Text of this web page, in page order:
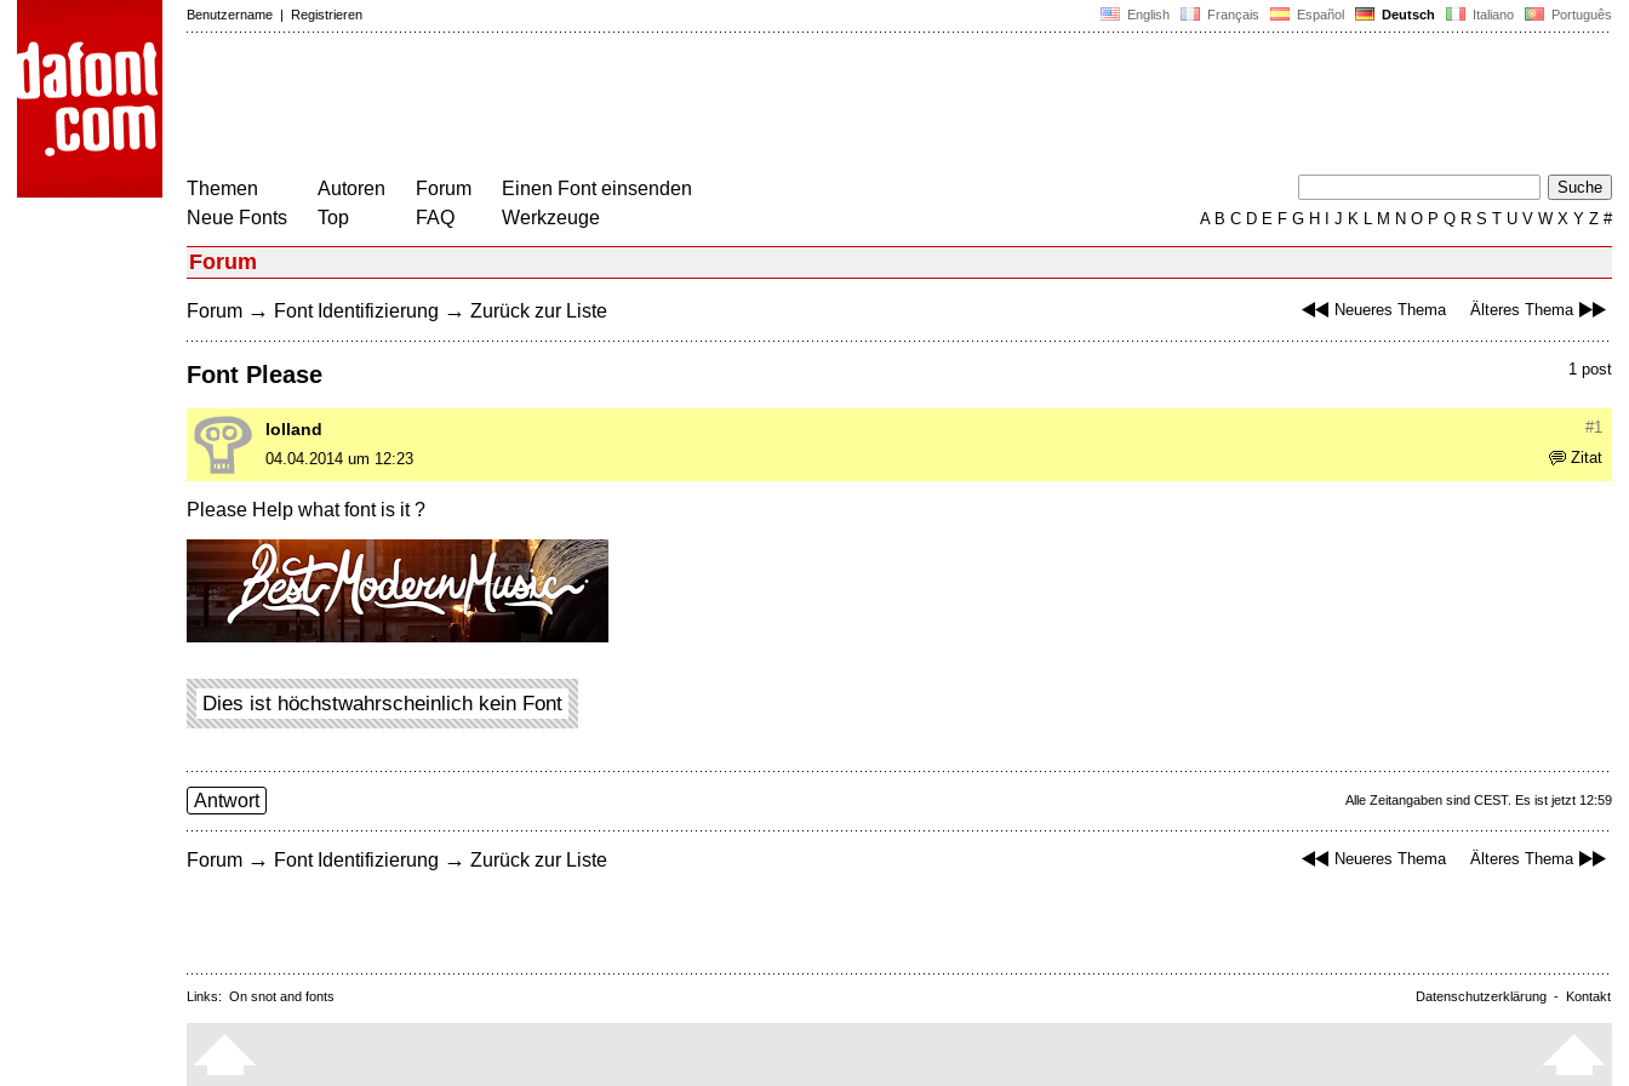
English Français Español Deutsch Italiano Português
Benutzername | Registrieren
Themen
Neue Fonts
Autoren
Top
Forum
FAQ
Einen Font einsenden
Werkzeuge
AB C D E F G H J K L M N O P Q R S T U V W X Y Z #
Forum
Neueres Thema Älteres Thema
Forum → Font Identifizierung → Zurück zur Liste
1 post
Font Please
#1
lolland
Zitat
04.04.2014 um 12:23
Please Help what font is it ?
Dies ist höchstwahrscheinlich kein Font
Alle Zeitangaben sind CEST. Es ist jetzt 12:59
Antwort
Neueres Thema Älteres Thema
Forum → Font Identifizierung → Zurück zur Liste
Datenschutzerklärung - Kontakt
Links: On snot and fonts